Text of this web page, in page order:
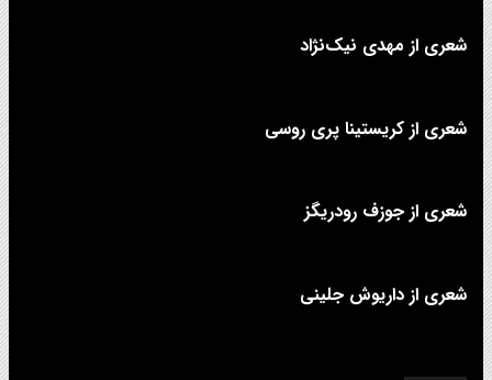
شعری از مهدی نیک‌نژاد
شعری از کریستینا پری روسی
شعری از جوزف رودریگز
شعری از داریوش جلینی